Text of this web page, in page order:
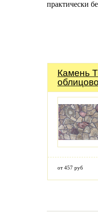
практически
Камень
от 457 руб